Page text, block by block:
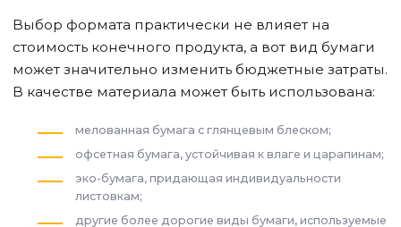
Выбор формата практически не влияет на
стоимость конечного продукта, а вот вид бумаги
может значительно изменить бюджетные затраты.
В качестве материала может быть использована:
мелованная бумага с глянцевым блеском;
офсетная бумага, устойчивая к влаге и царапинам;
эко-бумага, придающая индивидуальности
листовкам;
другие более дорогие виды бумаги, используемые